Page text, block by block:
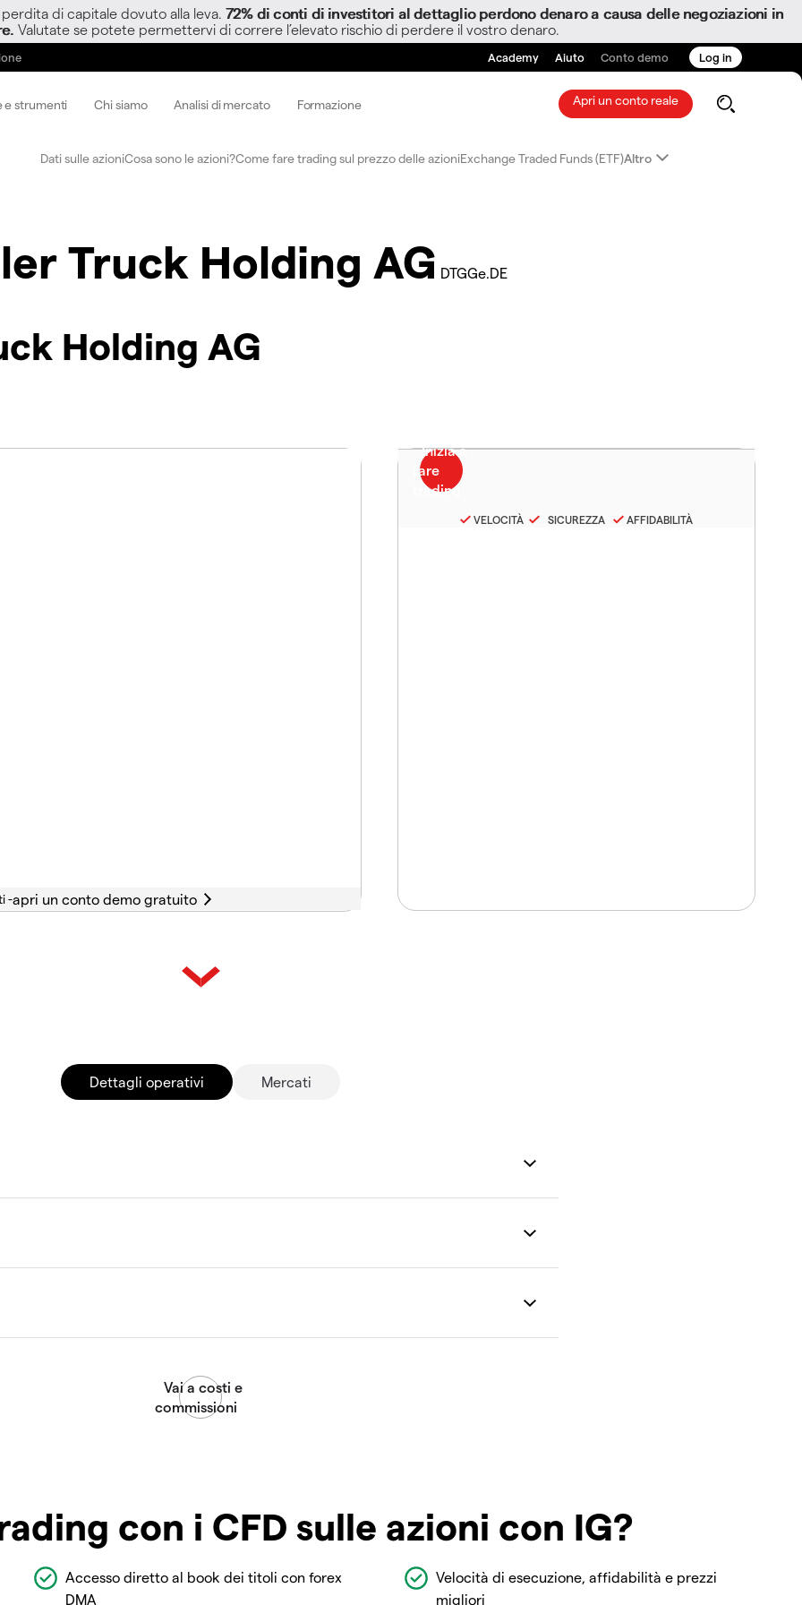
di capitale dovuto alla leva. 72% di conti di investitori al dettaglio perdono denaro a causa delle negoziazioni in
Valutate se potete permettervi di correre l’elevato rischio di perdere il vostro denaro.
Academy Aiuto Conto demo Log in
e strumenti Chi siamo Analisi di mercato Formazione Apri un conto reale
Dati sulle azioniCosa sono le azioni?Come fare trading sul prezzo delle azioniExchange Traded Funds (ETF)Altro
Truck Holding AG DTGGe.DE
Holding AG
-
VELOCITÀ SICUREZZA AFFIDABILITÀ
Dettagli operativi Mercati
con i CFD sulle azioni con IG?
Accesso diretto al book dei titoli con forex
DMA
Velocità di esecuzione, affidabilità e prezzi
migliori